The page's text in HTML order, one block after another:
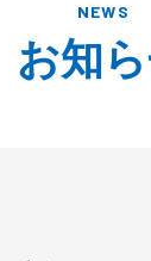
NEWS
お知